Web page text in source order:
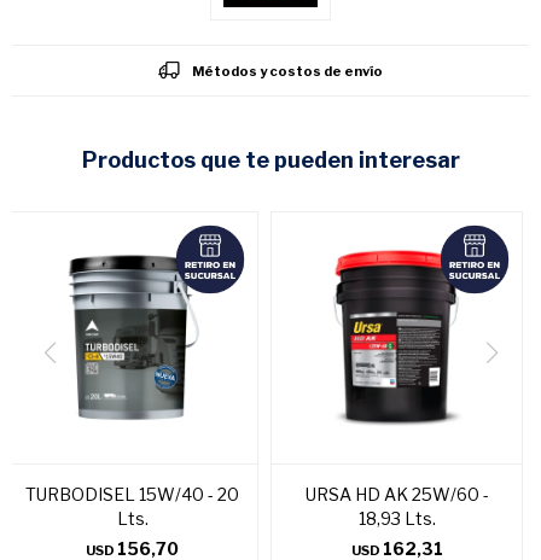
Métodos y costos de envío
productos que te pueden interesar
TURBODISEL 15W/40 - 20
Lts.
USD 156,70
URSA HD AK 25W/60 -
18,93 Lts.
USD 162,31